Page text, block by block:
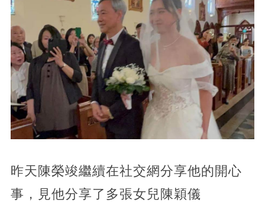
昨天陳榮竣繼續在社交網分享他的開心
事，見他分享了多張女兒陳穎儀